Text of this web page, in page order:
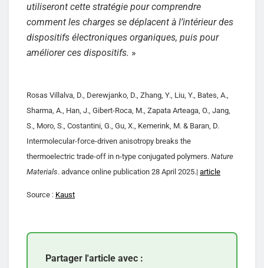
utiliseront cette stratégie pour comprendre
comment les charges se déplacent à l’intérieur des
dispositifs électroniques organiques, puis pour
améliorer ces dispositifs. »
Rosas Villalva, D., Derewjanko, D., Zhang, Y., Liu, Y., Bates, A.,
Sharma, A., Han, J., Gibert-Roca, M., Zapata Arteaga, O., Jang,
S., Moro, S., Costantini, G., Gu, X., Kemerink, M. & Baran, D.
Intermolecular-force-driven anisotropy breaks the
thermoelectric trade-off in n-type conjugated polymers. Nature
Materials. advance online publication 28 April 2025.| article
Source : Kaust
Partager l'article avec :